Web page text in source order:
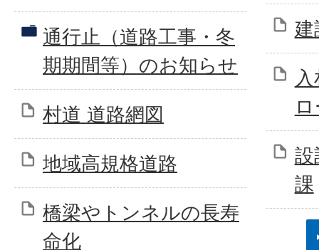
通行止（道路工事・冬
期期間等）のお知らせ
村道 道路網図
地域高規格道路
橋梁やトンネルの長寿
命化
設
課